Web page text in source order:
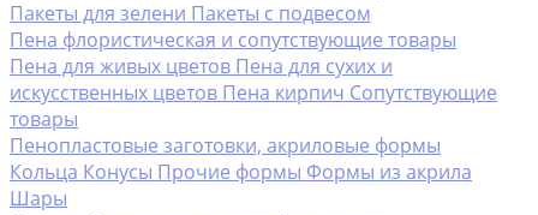
Пакеты для зелени Пакеты с подвесом
Пена флористическая и сопутствующие товары
Пена для живых цветов Пена для сухих и
искусственных цветов Пена кирпич Сопутствующие
товары
Пенопластовые заготовки, акриловые формы
Кольца Конусы Прочие формы Формы из акрила
Шары